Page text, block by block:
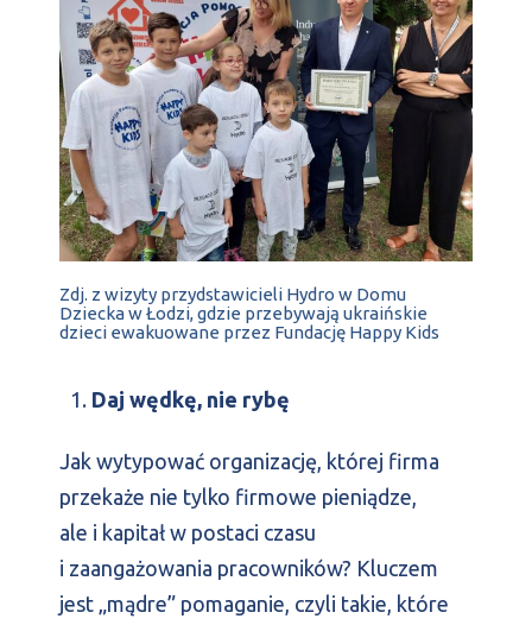
Zdj. z wizyty przydstawicieli Hydro w Domu
Dziecka w Łodzi, gdzie przebywają ukraińskie
dzieci ewakuowane przez Fundację Happy Kids
Daj wędkę, nie rybę
Jak wytypować organizację, której firma
przekaże nie tylko firmowe pieniądze,
ale i kapitał w postaci czasu
i zaangażowania pracowników? Kluczem
jest „mądre” pomaganie, czyli takie, które